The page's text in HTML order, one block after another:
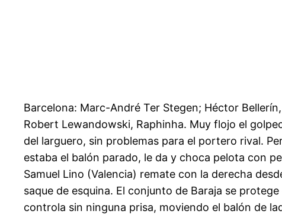
Barcelona: Marc-André Ter Stegen; Héctor
Robert Lewandowski, Raphinha. Muy flojo el
del larguero, sin problemas para el portero rival.
estaba el balón parado, le da y choca pelota con
Samuel Lino (Valencia) remate con la derecha
saque de esquina. El conjunto de Baraja se
controla sin ninguna prisa, moviendo el balón de